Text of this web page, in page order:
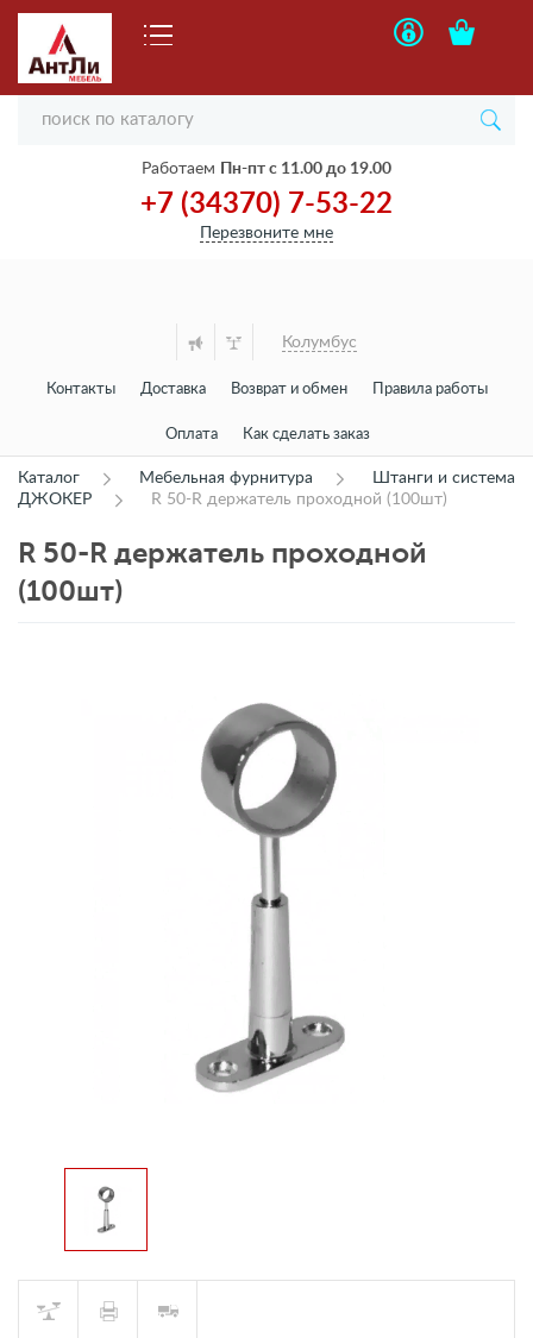
Работаем Пн-пт с 11.00 до 19.00
+7 (34370) 7-53-22
Перезвоните мне
Колумбус
Контакты Доставка Возврат и обмен Правила работы
Оплата Как сделать заказ
Каталог Мебельная фурнитура
Штанги и система
ДЖОКЕР
R 50-R держатель проходной (100шт)
R 50-R держатель проходной
(100шт)